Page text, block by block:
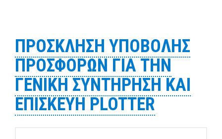
ΠΡΟΣΚΛΗΣΗ ΥΠΟΒΟΛΗΣ
ΠΡΟΣΦΟΡΩΝ ΓΙΑ ΤΗΝ
ΓΕΝΙΚΗ ΣΥΝΤΗΡΗΣΗ ΚΑΙ
ΕΠΙΣΚΕΥΗ PLOTTER